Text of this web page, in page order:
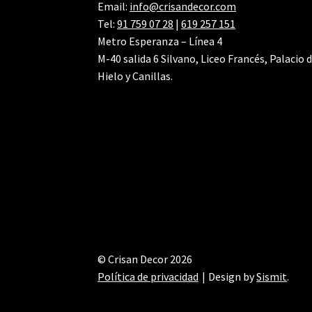
Email: info@crisandecor.com
Tel:91 759 07 28 |619 257 151
Metro Esperanza – Línea 4
M-40 salida 6 Silvano, Liceo Francés, Palacio
Hielo y Canillas.
© Crisan Decor 2026
Política de privacidad
Design bySismit.